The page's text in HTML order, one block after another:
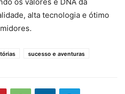
alta tecnologia e ótimo
sucesso e aventuras